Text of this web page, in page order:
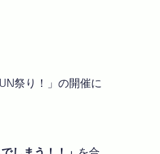
祭り！」の開催に